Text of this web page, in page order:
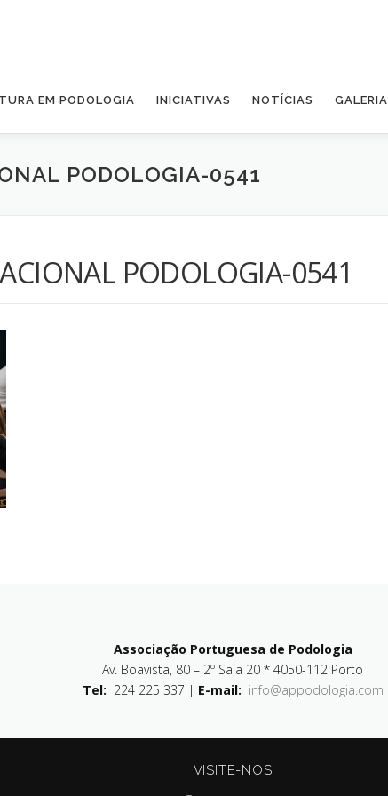
EM PODOLOGIA INICIATIVAS NOTÍCIAS GALERIA
PODOLOGIA-0541
PODOLOGIA-0541
Associação Portuguesa de Podologia
Av. Boavista, 80 – 2º Sala 20 * 4050-112 Porto
Tel: 224 225 337 | E-mail: info@appodologia.com
VISITE-NOS